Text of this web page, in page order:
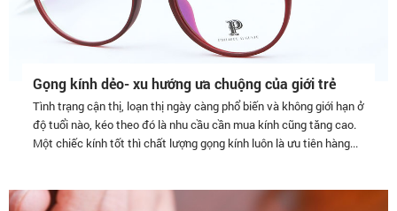
Gọng kính dẻo- xu hướng ưa chuộng của giới trẻ
Tình trạng cận thị, loạn thị ngày càng phổ biến và không giới hạn ở
độ tuổi nào, kéo theo đó là nhu cầu cần mua kính cũng tăng cao.
Một chiếc kính tốt thì chất lượng gọng kính luôn là ưu tiên hàng...